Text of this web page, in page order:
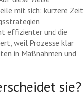
mit sich: kürzere Zeit
effizienter und die
weil Prozesse klar
in Maßnahmen und
sie?